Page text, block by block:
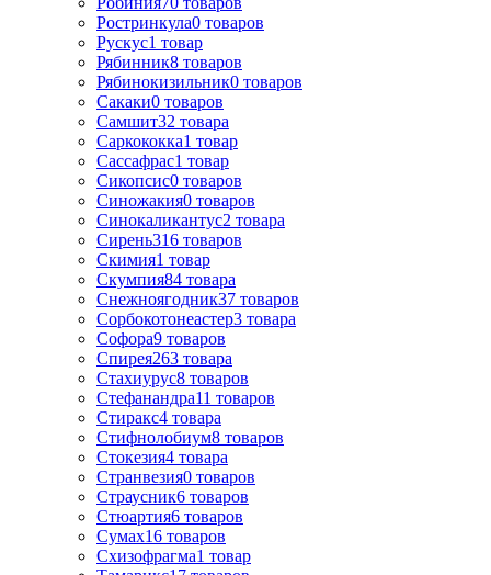
Ростринкула0 товаров
Рускус1 товар
Рябинник8 товаров
Рябинокизильник0 товаров
Сакаки0 товаров
Самшит32 товара
Саркококка1 товар
Сассафрас1 товар
Сикопсис0 товаров
Синожакия0 товаров
Синокаликантус2 товара
Сирень316 товаров
Скимия1 товар
Скумпия84 товара
Снежноягодник37 товаров
Сорбокотонеастер3 товара
Софора9 товаров
Спирея263 товара
Стахиурус8 товаров
Стефанандра11 товаров
Стиракс4 товара
Стифнолобиум8 товаров
Стокезия4 товара
Странвезия0 товаров
Страусник6 товаров
Стюартия6 товаров
Сумах16 товаров
Схизофрагма1 товар